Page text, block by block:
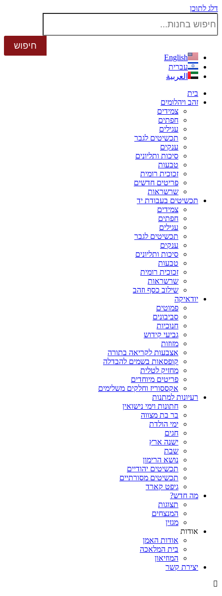
דלג לתוכן
English
עברית
العربية
בית
זהב ויהלומים
צמידים
חפתים
עגילים
תכשיטים לגבר
ענקים
סיכות ותליונים
טבעות
זכוכית רומית
פריטים חדשים
שרשראות
תכשיטים בעבודת יד
צמידים
חפתים
עגילים
תכשיטים לגבר
ענקים
סיכות ותליונים
טבעות
זכוכית רומית
שרשראות
שילוב כסף וזהב
יודאיקה
פמוטים
סביבונים
חנוכיות
גביעי קידוש
מזוזות
אצבעות לקריאה בתורה
קופסאות בשמים להבדלה
מחזיק לטלית
פריטים מיוחדים
אקססוריז וחלקים משלימים
רעיונות למתנות
חתונות וימי נישואין
בר בת מצווה
ימי הולדת
חגים
ישנה ארץ
שבת
נושא הרימון
תכשיטים יהודיים
תכשיטים מסורתיים
גיפט קארד
מה חדש?
תצוגות
המנצחים
מגזין
אודות
אודות האמן
בית המלאכה
המוזיאון
יצירת קשר